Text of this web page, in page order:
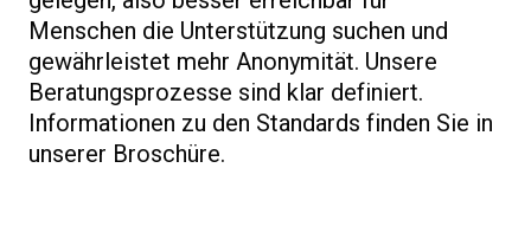
Menschen die Unterstützung suchen und
gewährleistet mehr Anonymität. Unsere
Beratungsprozesse sind klar definiert.
Informationen zu den Standards finden Sie in
unserer Broschüre.